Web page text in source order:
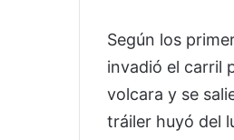
Según los
invadió el carril
volcara y se
tráiler huyó del